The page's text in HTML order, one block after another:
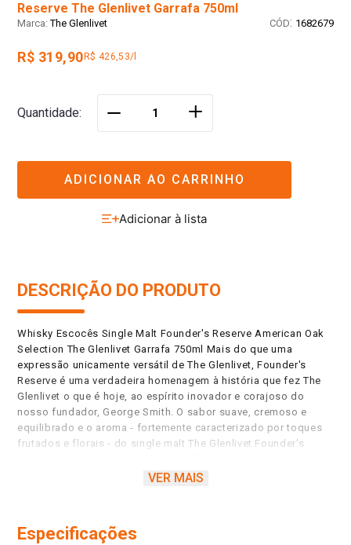
Reserve The Glenlivet Garrafa 750ml
The Glenlivet : 1682679
R$ 319,90 R$ 426,53/l
Quantidade ＋
ADICIONAR AO CARRINHO
DESCRIÇÃO DO PRODUTO
Whisky Escocês Single Malt Founder's Reserve American Oak
Selection The Glenlivet Garrafa 750ml Mais do que uma
expressão unicamente versátil de The Glenlivet, Founder's
Reserve é uma verdadeira homenagem à história que fez The
Glenlivet o que é hoje, ao espírito inovador e corajoso do
nosso fundador, George Smith. O sabor suave, cremoso e
equilibrado e o aroma - fortemente caracterizado por toques
frutados e florais - do single malt The Glenlivet Founder's
maturação, em que são utilizados apenas barris americanos
de bebidas alcoólicas para menores de 18 anos. Se beber não
VER MAIS
Especificações